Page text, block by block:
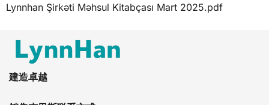
Lynnhan Şirkəti Məhsul Kitabçası Mart 2025.pdf
建造卓越